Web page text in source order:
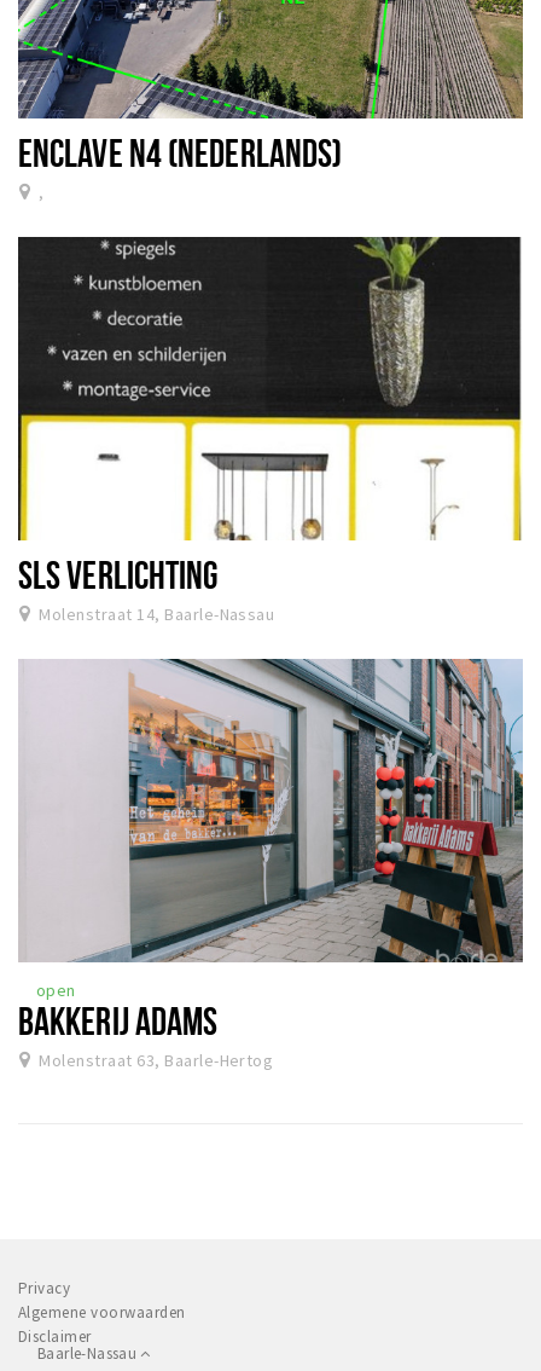
ENCLAVE N4 (NEDERLANDS)
,
SLS VERLICHTING
Molenstraat 14, Baarle-Nassau
open
BAKKERIJ ADAMS
Molenstraat 63, Baarle-Hertog
Privacy
Algemene voorwaarden
Disclaimer
Baarle-Nassau